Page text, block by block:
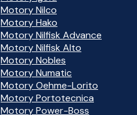
Motory Nilco
Motory Hako
Motory Nilfisk Advance
Motory Nilfisk Alto
Motory Nobles
Motory Numatic
Motory Oehme-Lorito
Motory Portotecnica
Motory Power-Boss